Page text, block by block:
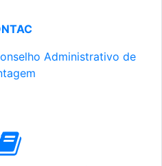
Administrativo de